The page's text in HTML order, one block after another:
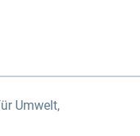
Umwelt,